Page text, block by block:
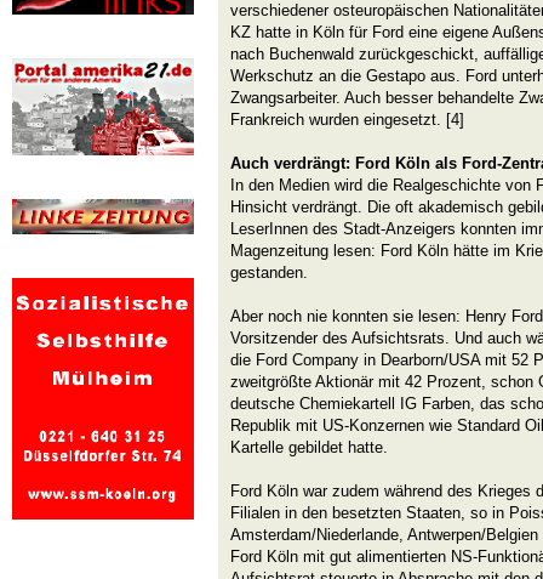
verschiedener osteuropäischen
KZ hatte in Köln für Ford eine eigene
nach Buchenwald zurückgeschickt,
Werkschutz an die Gestapo aus. Ford
Zwangsarbeiter. Auch besser behandelte
Frankreich wurden eingesetzt. [4]
Auch verdrängt: Ford Köln als Ford-
In den Medien wird die Realgeschichte von
Hinsicht verdrängt. Die oft akademisch
LeserInnen des Stadt-Anzeigers konnten
Magenzeitung lesen: Ford Köln hätte im
gestanden.
Aber noch nie konnten sie lesen: Henry
Vorsitzender des Aufsichtsrats. Und auch
die Ford Company in Dearborn/USA mit 52
zweitgrößte Aktionär mit 42 Prozent, schon
deutsche Chemiekartell IG Farben, das
Republik mit US-Konzernen wie Standard
Kartelle gebildet hatte.
Ford Köln war zudem während des Krieges
Filialen in den besetzten Staaten, so in
Amsterdam/Niederlande, Antwerpen/
Ford Köln mit gut alimentierten NS-